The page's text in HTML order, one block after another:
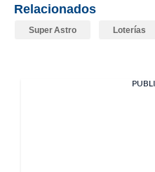
Relacionados
Super Astro Loterías